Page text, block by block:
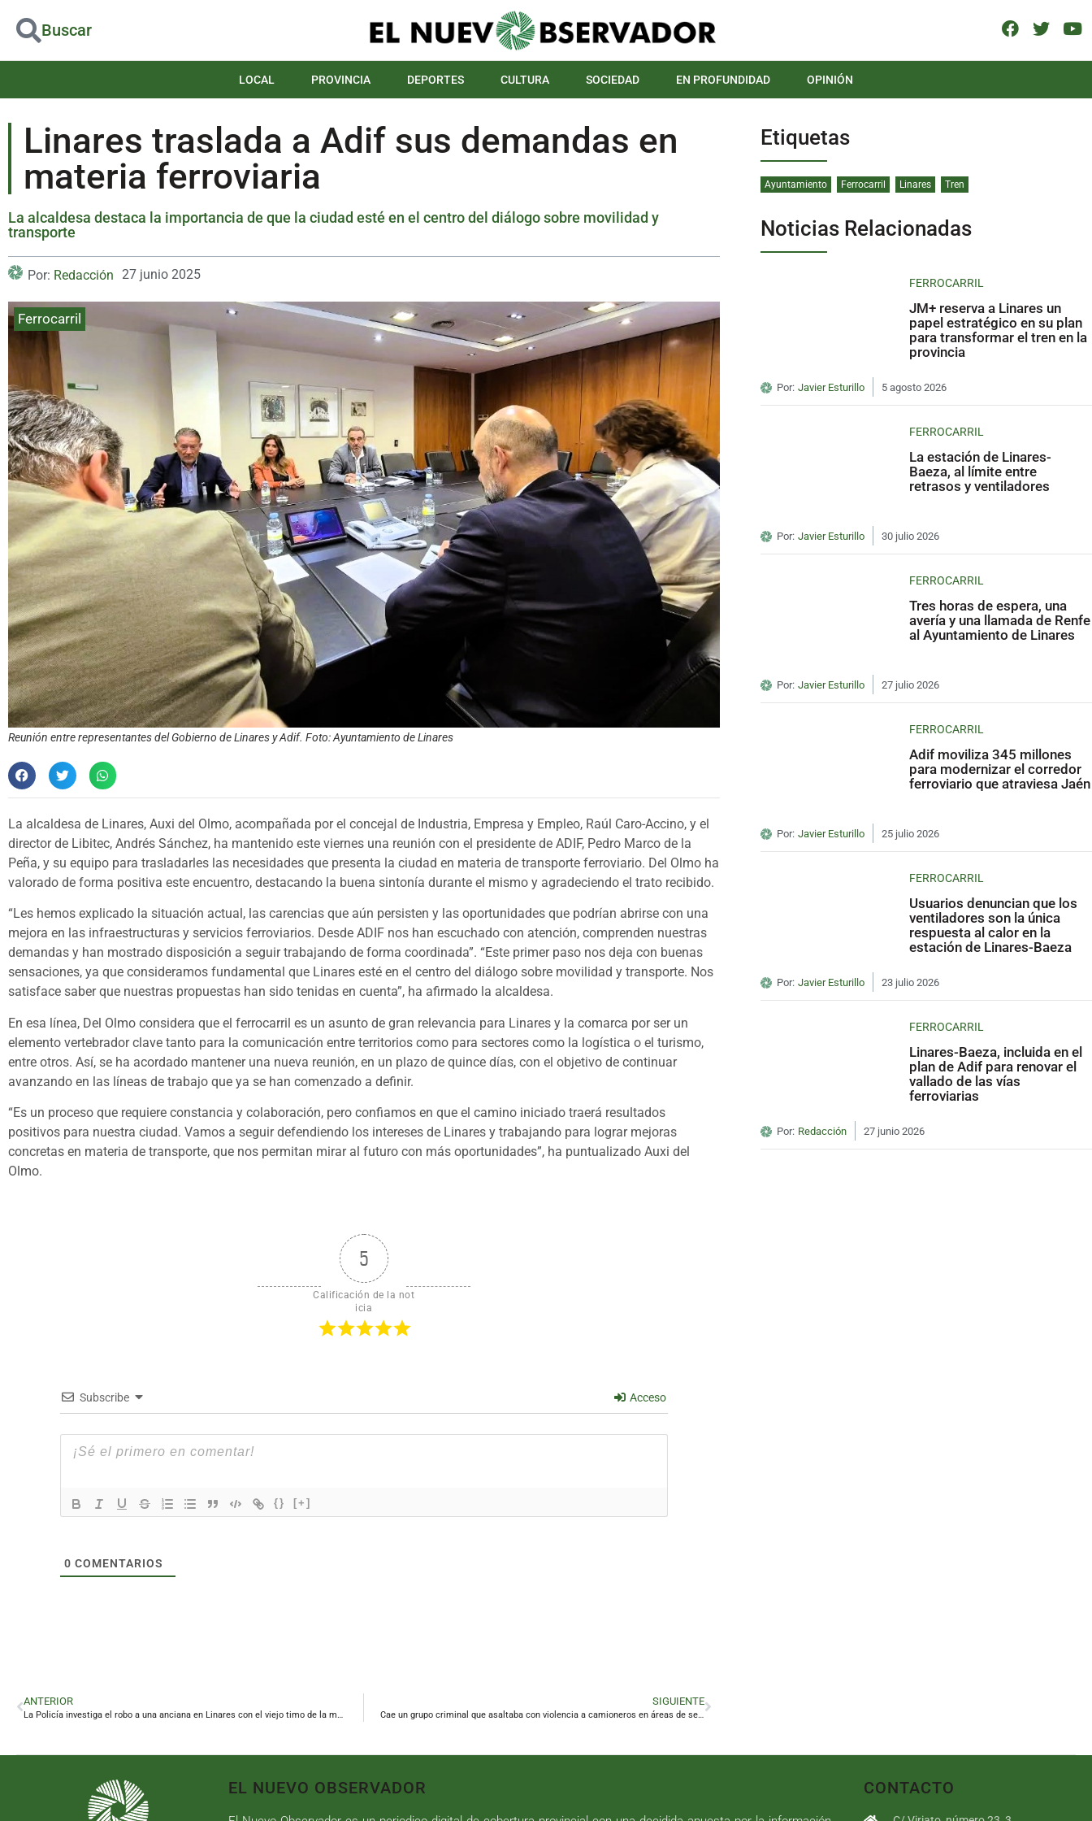
Buscar
LOCAL PROVINCIA DEPORTES CULTURA SOCIEDAD EN PROFUNDIDAD OPINIÓN
Linares traslada a Adif sus demandas en
materia ferroviaria
La alcaldesa destaca la importancia de que la ciudad esté en el centro del diálogo sobre movilidad y
transporte
Por: Redacción 27 junio 2025
Ferrocarril
Reunión entre representantes del Gobierno de Linares y Adif. Foto: Ayuntamiento de Linares
La alcaldesa de Linares, Auxi del Olmo, acompañada por el concejal de Industria, Empresa y Empleo, Raúl Caro-Accino, y el
director de Libitec, Andrés Sánchez, ha mantenido este viernes una reunión con el presidente de ADIF, Pedro Marco de la
Peña, y su equipo para trasladarles las necesidades que presenta la ciudad en materia de transporte ferroviario. Del Olmo ha
valorado de forma positiva este encuentro, destacando la buena sintonía durante el mismo y agradeciendo el trato recibido.
“Les hemos explicado la situación actual, las carencias que aún persisten y las oportunidades que podrían abrirse con una
mejora en las infraestructuras y servicios ferroviarios. Desde ADIF nos han escuchado con atención, comprenden nuestras
demandas y han mostrado disposición a seguir trabajando de forma coordinada”. “Este primer paso nos deja con buenas
sensaciones, ya que consideramos fundamental que Linares esté en el centro del diálogo sobre movilidad y transporte. Nos
satisface saber que nuestras propuestas han sido tenidas en cuenta”, ha afirmado la alcaldesa.
En esa línea, Del Olmo considera que el ferrocarril es un asunto de gran relevancia para Linares y la comarca por ser un
elemento vertebrador clave tanto para la comunicación entre territorios como para sectores como la logística o el turismo,
entre otros. Así, se ha acordado mantener una nueva reunión, en un plazo de quince días, con el objetivo de continuar
avanzando en las líneas de trabajo que ya se han comenzado a definir.
“Es un proceso que requiere constancia y colaboración, pero confiamos en que el camino iniciado traerá resultados
positivos para nuestra ciudad. Vamos a seguir defendiendo los intereses de Linares y trabajando para lograr mejoras
concretas en materia de transporte, que nos permitan mirar al futuro con más oportunidades”, ha puntualizado Auxi del
Olmo.
5
Calificación de la not
icia
Subscribe Acceso
{} [+]
0 COMENTARIOS
ANTERIOR SIGUIENTE
Etiquetas
Ayuntamiento Ferrocarril Linares Tren
Noticias Relacionadas
FERROCARRIL
JM+ reserva a Linares un
papel estratégico en su plan
para transformar el tren en la
provincia
Por: Javier Esturillo 5 agosto 2026
FERROCARRIL
La estación de Linares-
Baeza, al límite entre
retrasos y ventiladores
Por: Javier Esturillo 30 julio 2026
FERROCARRIL
Tres horas de espera, una
avería y una llamada de Renfe
al Ayuntamiento de Linares
Por: Javier Esturillo 27 julio 2026
FERROCARRIL
Adif moviliza 345 millones
para modernizar el corredor
ferroviario que atraviesa Jaén
Por: Javier Esturillo 25 julio 2026
FERROCARRIL
Usuarios denuncian que los
ventiladores son la única
respuesta al calor en la
estación de Linares-Baeza
Por: Javier Esturillo 23 julio 2026
FERROCARRIL
Linares-Baeza, incluida en el
plan de Adif para renovar el
vallado de las vías
ferroviarias
Por: Redacción 27 junio 2026
EL NUEVO OBSERVADOR CONTACTO